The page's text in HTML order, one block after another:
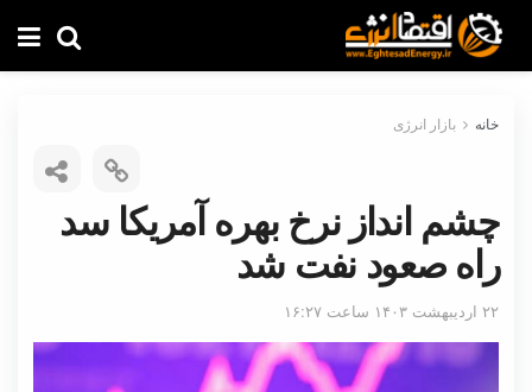
خانه بازار انرژی
چشم انداز نرخ بهره آمریکا سد
راه صعود نفت شد
۲۲ اردیبهشت ۱۴۰۳ ساعت ۱۶:۲۷